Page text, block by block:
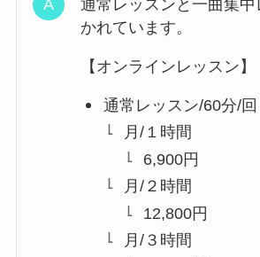
通常レッスンと一曲集
かれています。
【オンラインレッスン】
通常レッスン/60分/回
月/１時間
6,900円
月/２時間
12,800円
月/３時間